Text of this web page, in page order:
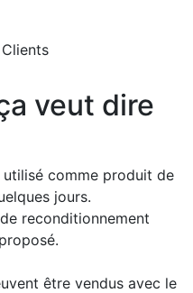
veut dire
comme produit de
jours.
reconditionnement
être vendus avec le